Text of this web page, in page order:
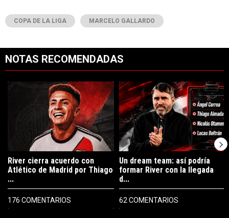
COPA DE LA LIGA MARCELO GALLARDO
NOTAS RECOMENDADAS
Un artículo de tendencia con el título "River cierra acuerdo con
River cierra acuerdo con
Atlético de Madrid por Thiago
...
176 COMENTARIOS
Un artículo de tendencia con el
Un dream team: así podría
formar River con la llegada
d...
62 COMENTARIOS